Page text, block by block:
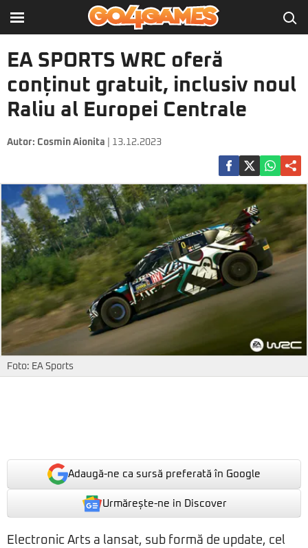
EA SPORTS WRC oferă
conținut gratuit, inclusiv noul
Raliu al Europei Centrale
Autor: Cosmin Aionita | 13.12.2023
Foto: EA Sports
Adaugă-ne ca sursă preferată în Google
Urmărește-ne in Discover
Electronic Arts a lansat, sub formă de update, cel